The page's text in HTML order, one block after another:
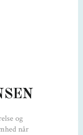
og
når